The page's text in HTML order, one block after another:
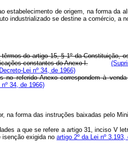
de origem, na forma da
industrializado se destine a comércio, a
do artigo 15, § 1º da Constituição,
constantes do Anexo I.
Lei nº 34, de 1966)
no referido Anexo correspondem à
34, de 1966)
na forma das instruções baixadas pelo
a que se refere a artigo 31, inciso V
isenção exigida no artigo 2º da Lei nº